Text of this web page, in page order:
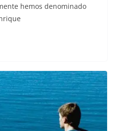
hemos denominado